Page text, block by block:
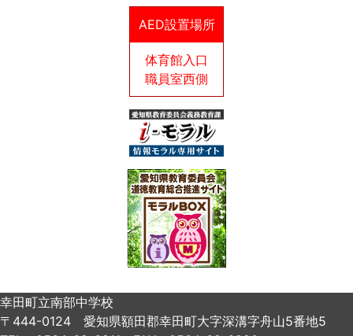
AED設置場所
体育館入口
職員室西側
幸田町立南部中学校
〒444-0124 愛知県額田郡幸田町大字深溝字舟山5番地5